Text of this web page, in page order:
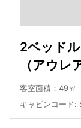
2ベッド
（アウレ
客室面積：49㎡
キャビンコード: